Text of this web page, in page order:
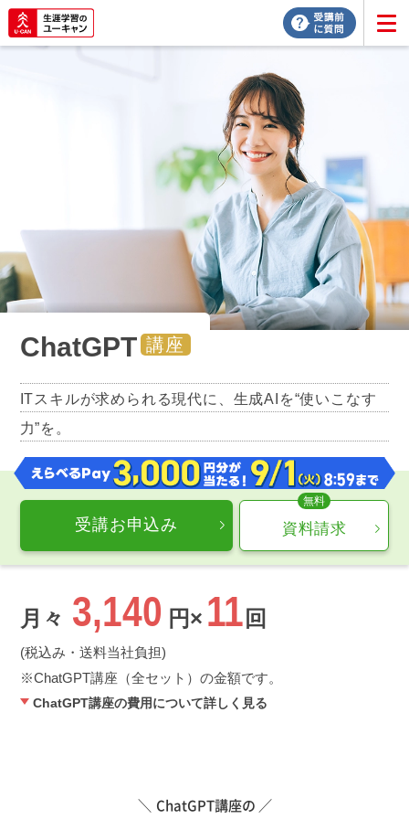
ChatGPT 講座
ITスキルが求められる現代に、生成AIを“使いこなす
力”を。
受講お申込み 資料請求
月々 3,140 円× 11 回
(税込み・送料当社負担)
ChatGPT講座（全セット）の金額です。
ChatGPT講座の費用について詳しく見る
ChatGPT講座の